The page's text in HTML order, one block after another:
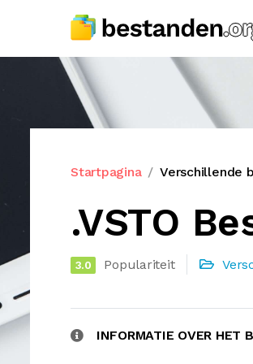
Startpagina Verschillende
.VSTO
3.0 Populariteit
INFORMATIE OVER HET